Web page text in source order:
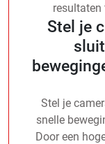
resultaten
Stel je
Stel je
snelle
Door een